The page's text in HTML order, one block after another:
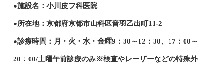
●施設名：小川皮フ科医院
●所在地：京都府京都市山科区音羽乙出町11-2
●診療時間：月・火・水・金曜9：30～12：30、17：00～
20：00/土曜午前診療のみ※検査やレーザーなどの特殊外